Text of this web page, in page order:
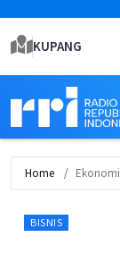
KUPANG
Home Ekonomi
BISNIS